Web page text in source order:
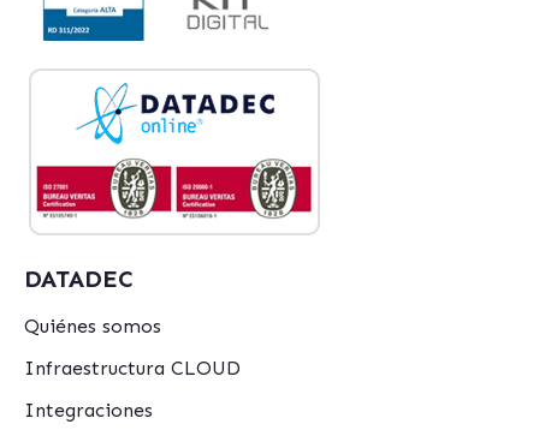
DATADEC
Quiénes somos
Infraestructura CLOUD
Integraciones